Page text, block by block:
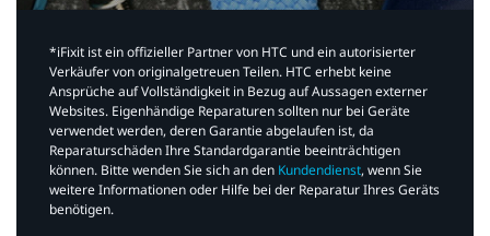
*iFixit ist ein offizieller Partner von HTC und ein autorisierter
Verkäufer von originalgetreuen Teilen. HTC erhebt keine
Ansprüche auf Vollständigkeit in Bezug auf Aussagen externer
Websites. Eigenhändige Reparaturen sollten nur bei Geräte
verwendet werden, deren Garantie abgelaufen ist, da
Reparaturschäden Ihre Standardgarantie beeinträchtigen
können. Bitte wenden Sie sich an den Kundendienst, wenn Sie
weitere Informationen oder Hilfe bei der Reparatur Ihres Geräts
benötigen.​